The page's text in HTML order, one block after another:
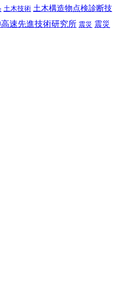
土木技術 土木構造物点検診断技
速先進技術研究所 震災 震災